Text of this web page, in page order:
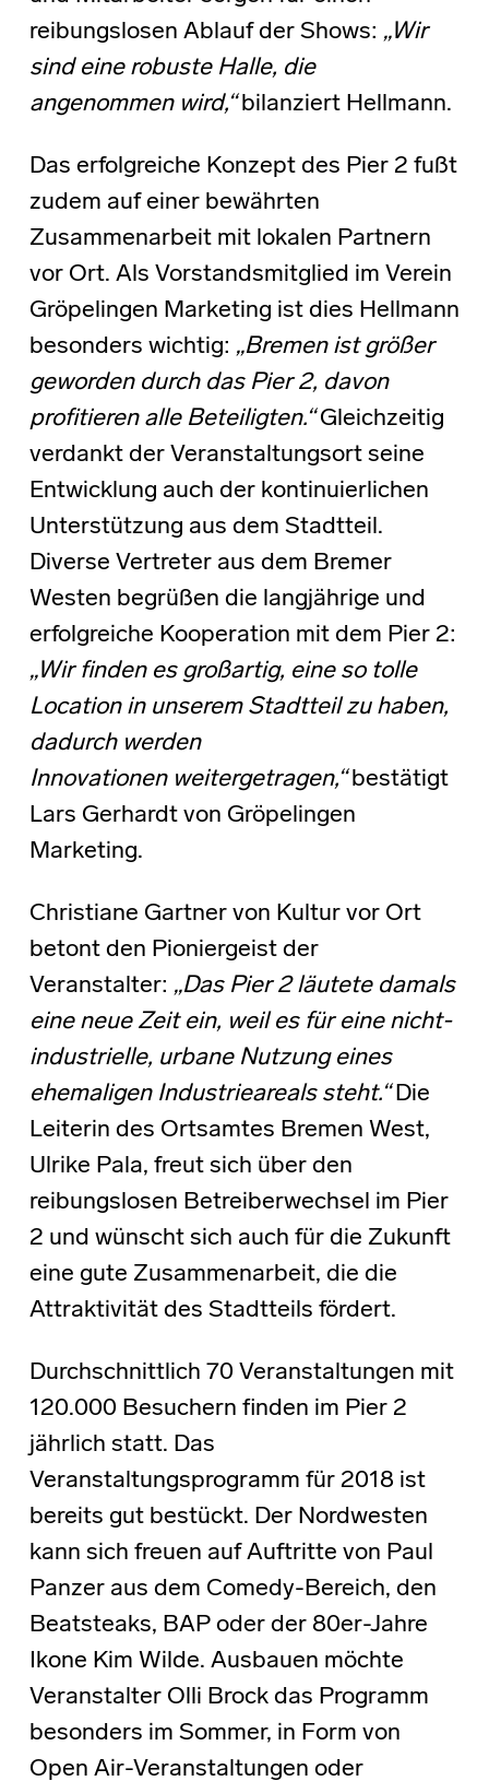
reibungslosen Ablauf der Shows: „Wir
sind eine robuste Halle, die
angenommen wird,“bilanziert Hellmann.
Das erfolgreiche Konzept des Pier 2 fußt
zudem auf einer bewährten
Zusammenarbeit mit lokalen Partnern
vor Ort. Als Vorstandsmitglied im Verein
Gröpelingen Marketing ist dies Hellmann
besonders wichtig: „Bremen ist größer
geworden durch das Pier 2, davon
profitieren alle Beteiligten.“Gleichzeitig
verdankt der Veranstaltungsort seine
Entwicklung auch der kontinuierlichen
Unterstützung aus dem Stadtteil.
Diverse Vertreter aus dem Bremer
Westen begrüßen die langjährige und
erfolgreiche Kooperation mit dem Pier 2:
„Wir finden es großartig, eine so tolle
Location in unserem Stadtteil zu haben,
dadurch werden
Innovationen weitergetragen,“bestätigt
Lars Gerhardt von Gröpelingen
Marketing.
Christiane Gartner von Kultur vor Ort
betont den Pioniergeist der
Veranstalter: „Das Pier 2 läutete damals
eine neue Zeit ein, weil es für eine nicht-
industrielle, urbane Nutzung eines
ehemaligen Industrieareals steht.“Die
Leiterin des Ortsamtes Bremen West,
Ulrike Pala, freut sich über den
reibungslosen Betreiberwechsel im Pier
2 und wünscht sich auch für die Zukunft
eine gute Zusammenarbeit, die die
Attraktivität des Stadtteils fördert.
Durchschnittlich 70 Veranstaltungen mit
120.000 Besuchern finden im Pier 2
jährlich statt. Das
Veranstaltungsprogramm für 2018 ist
bereits gut bestückt. Der Nordwesten
kann sich freuen auf Auftritte von Paul
Panzer aus dem Comedy-Bereich, den
Beatsteaks, BAP oder der 80er-Jahre
Ikone Kim Wilde. Ausbauen möchte
Veranstalter Olli Brock das Programm
besonders im Sommer, in Form von
Open Air-Veranstaltungen oder